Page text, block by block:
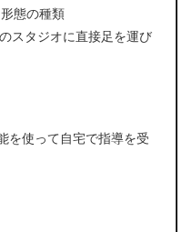
態の種類
スタジオに直接足を運び
を使って自宅で指導を受